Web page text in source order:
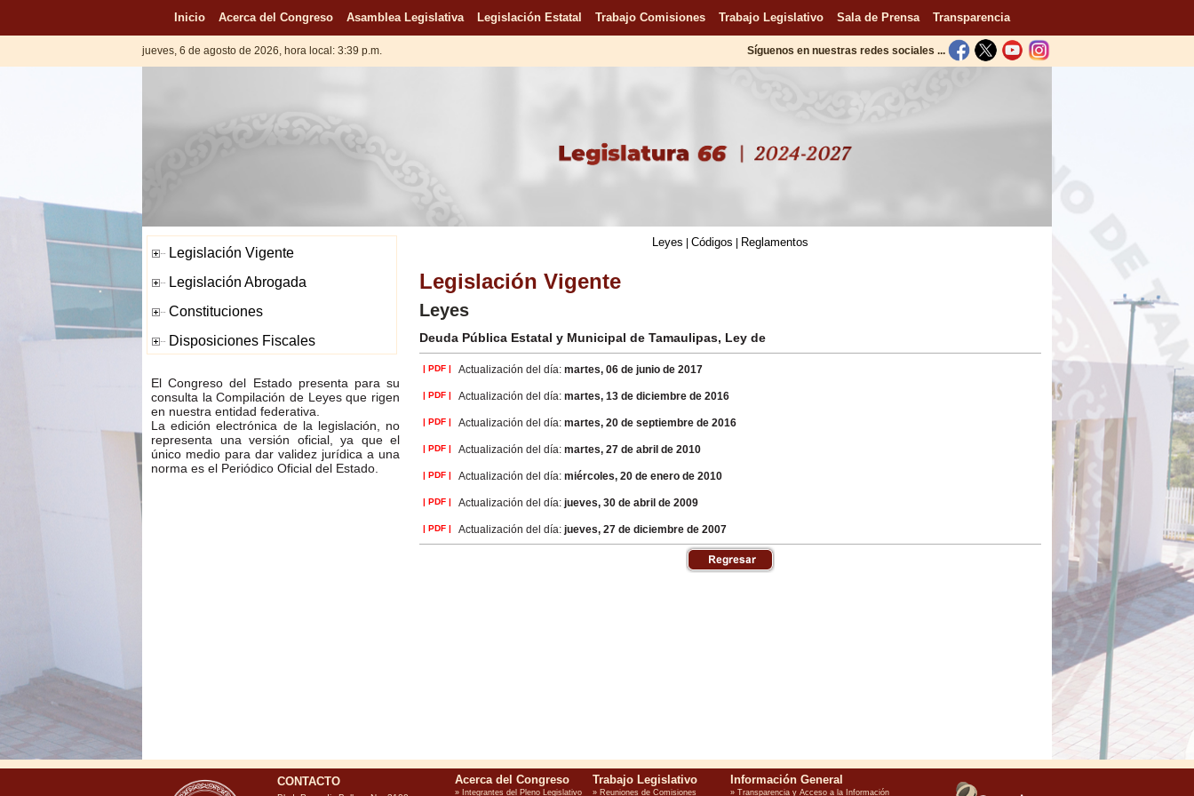
Inicio Acerca del Congreso Asamblea Legislativa Legislación Estatal Trabajo Comisiones Trabajo Legislativo Sala de Prensa Transparencia
jueves, 6 de agosto de 2026, hora local: 3:39 p.m. Síguenos en nuestras redes sociales ...
El Congreso del Estado presenta para su
consulta la Compilación de Leyes que rigen
en nuestra entidad federativa.
La edición electrónica de la legislación, no
representa una versión oficial, ya que el
único medio para dar validez jurídica a una
norma es el Periódico Oficial del Estado.
Leyes Códigos Reglamentos
Legislación Vigente
Leyes
Deuda Pública Estatal y Municipal de Tamaulipas, Ley de
| PDF | Actualización del día: martes, 06 de junio de 2017
| PDF | Actualización del día: martes, 13 de diciembre de 2016
| PDF | Actualización del día: martes, 20 de septiembre de 2016
| PDF | Actualización del día: martes, 27 de abril de 2010
| PDF | Actualización del día: miércoles, 20 de enero de 2010
| PDF | Actualización del día: jueves, 30 de abril de 2009
| PDF | Actualización del día: jueves, 27 de diciembre de 2007
CONTACTO